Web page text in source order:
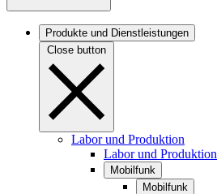
Produkte und Dienstleistungen
Close button
Labor und Produktion
Labor und Produktion
Mobilfunk
Mobilfunk